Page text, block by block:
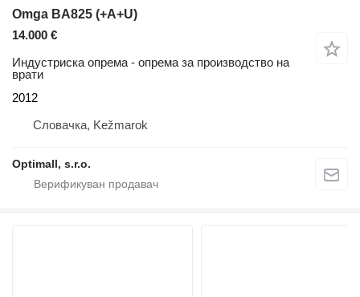
Omga BA825 (+A+U)
14.000 €
Индустриска опрема - опрема за производство на
врати
2012
Словачка, Kežmarok
Optimall, s.r.o.